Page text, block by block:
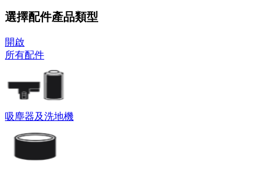
選擇配件產品類型
開啟
所有配件
吸塵器及洗地機